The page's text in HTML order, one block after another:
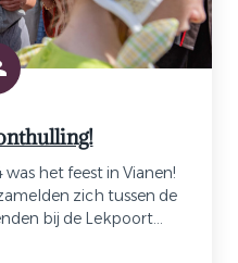
het feest in Vianen!
zich tussen de
bij de Lekpoort...